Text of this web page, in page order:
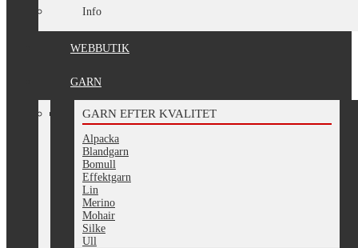
Info
WEBBUTIK
GARN
GARN EFTER KVALITET
Alpacka
Blandgarn
Bomull
Effektgarn
Lin
Merino
Mohair
Silke
Ull